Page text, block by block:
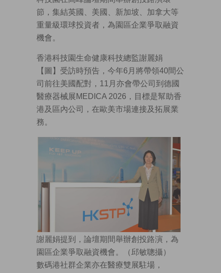
節，集結英國、美國、新加坡、加拿大等
重量級環球投資者，為園區企業爭取融資
機會。
香港科技園生命健康科技總監謝麗娟
【圖】受訪時預告，今年6月將帶領40間公
司前往美國配對，11月亦會帶公司到德國
醫療器械展MEDICA 2026，目標是幫助香
港及區內公司，在歐美市場連接及拓展業
務。
謝麗娟提到，論壇期間舉辦創投路演，為
園區企業爭取融資機會。（邱敏聰攝）
數碼港社群企業亦在醫療雙展駐場，